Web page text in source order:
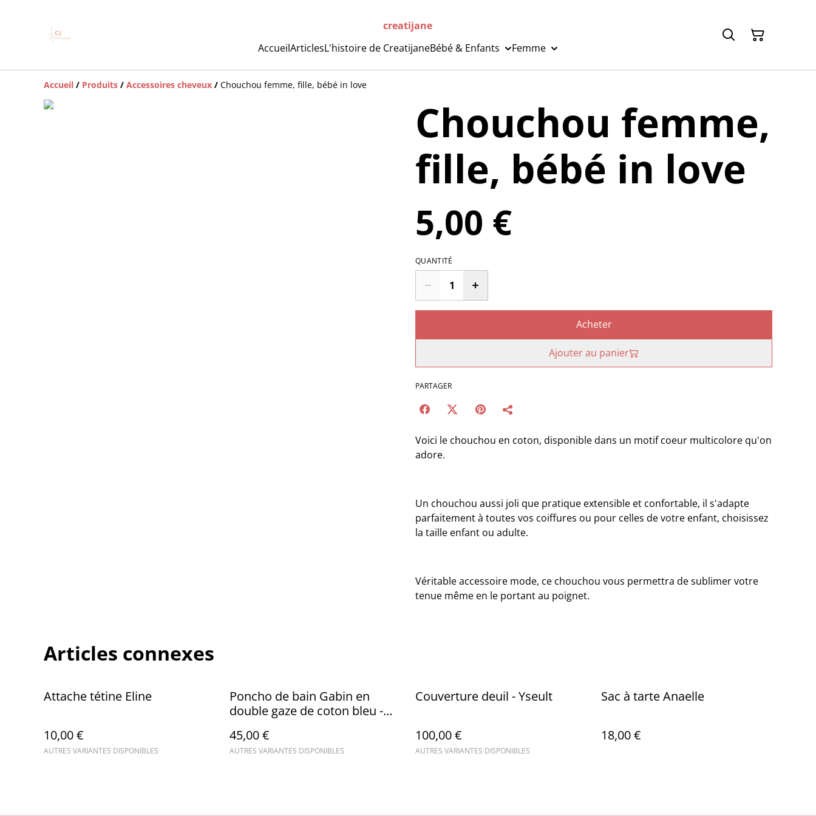
creatijane
AccueilArticlesL'histoire de CreatijaneBébé & Enfants Femme
Accueil / Produits / Accessoires cheveux / Chouchou femme, fille, bébé in love
Chouchou femme,
fille, bébé in love
5,00 €
QUANTITÉ
Acheter
Ajouter au panier
PARTAGER
Voici le chouchou en coton, disponible dans un motif coeur multicolore qu'on
adore.
Un chouchou aussi joli que pratique extensible et confortable, il s'adapte
parfaitement à toutes vos coiffures ou pour celles de votre enfant, choisissez
la taille enfant ou adulte.
Véritable accessoire mode, ce chouchou vous permettra de sublimer votre
tenue même en le portant au poignet.
Articles connexes
Attache tétine Eline
10,00 €
AUTRES VARIANTES DISPONIBLES
Poncho de bain Gabin en
double gaze de coton bleu -
45,00 €
AUTRES VARIANTES DISPONIBLES
Couverture deuil - Yseult
100,00 €
AUTRES VARIANTES DISPONIBLES
Sac à tarte Anaelle
18,00 €